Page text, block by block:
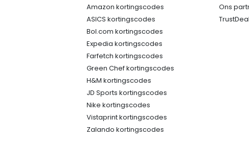
Amazon kortingscodes
ASICS kortingscodes
Bol.com kortingscodes
Expedia kortingscodes
Farfetch kortingscodes
Green Chef kortingscodes
H&M kortingscodes
JD Sports kortingscodes
Nike kortingscodes
Vistaprint kortingscodes
Zalando kortingscodes
Ons